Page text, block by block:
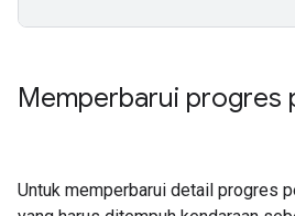
Memperbarui progres
Untuk memperbarui detail progres